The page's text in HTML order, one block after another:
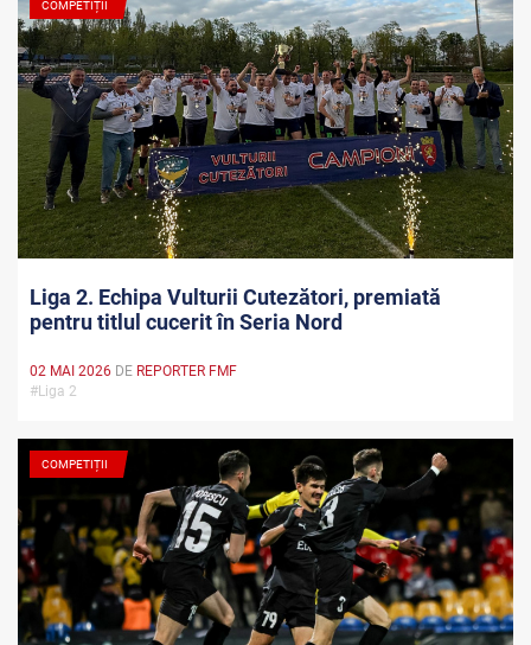
COMPETIȚII
Liga 2. Echipa Vulturii Cutezători, premiată
pentru titlul cucerit în Seria Nord
02 MAI 2026 DE REPORTER FMF
#Liga 2
COMPETIȚII